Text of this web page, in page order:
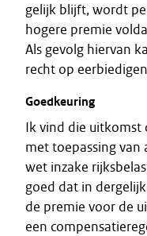
gelijk blijft, wordt
hogere premie
Als gevolg hiervan
recht op
Goedkeuring
Ik vind die uitkomst
met toepassing van
wet inzake
goed dat in
de premie voor de
een